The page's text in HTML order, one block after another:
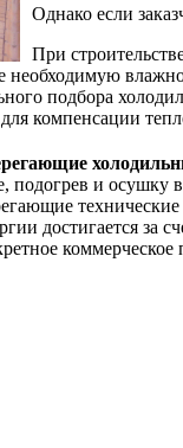
Однако если
При
необходимую
подбора
компенсации
и осушку
достигается за